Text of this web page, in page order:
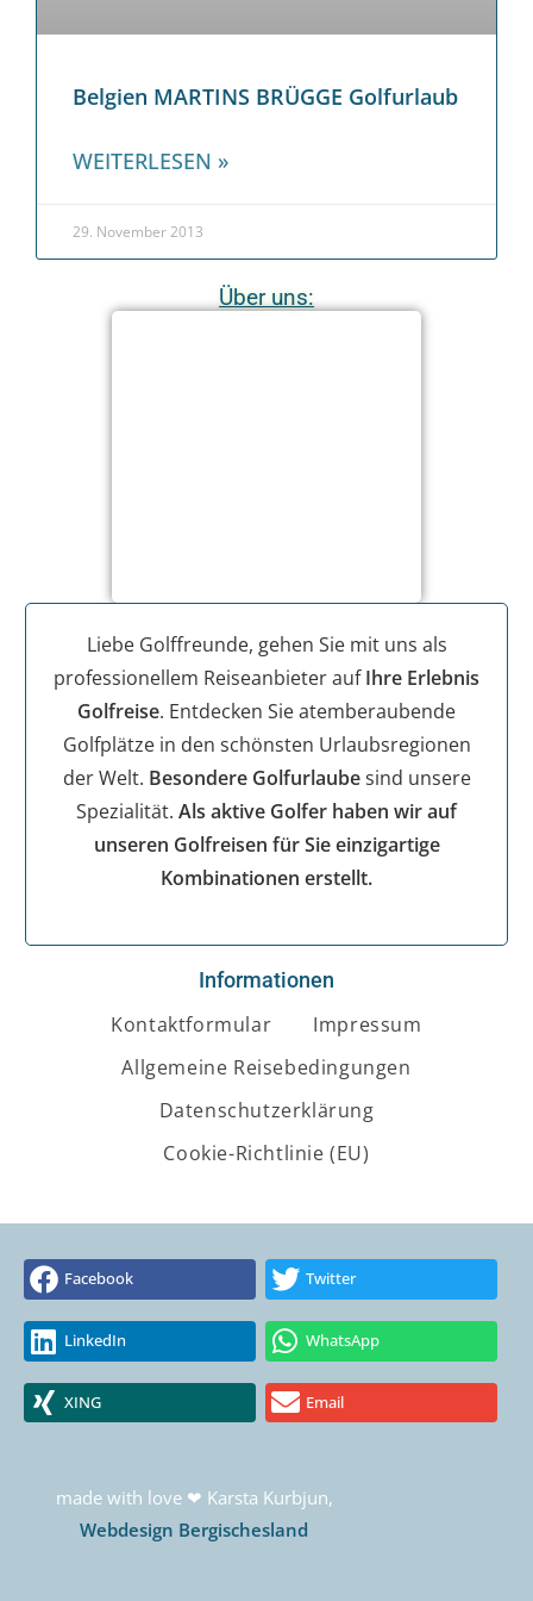
Belgien MARTINS BRÜGGE Golfurlaub
WEITERLESEN »
29. November 2013
Über uns:
Liebe Golffreunde, gehen Sie mit uns als
professionellem Reiseanbieter aufIhre Erlebnis
Golfreise. Entdecken Sie atemberaubende
Golfplätze in den schönsten Urlaubsregionen
der Welt. Besondere Golfurlaubesind unsere
Spezialität. Als aktive Golfer haben wir auf
unseren Golfreisen für Sie einzigartige
Kombinationen erstellt.
Informationen
Kontaktformular
Impressum
Allgemeine Reisebedingungen
Datenschutzerklärung
Cookie-Richtlinie (EU)
Facebook Twitter
LinkedIn WhatsApp
XING Email
made with love ❤ Karsta Kurbjun,
Webdesign Bergischesland